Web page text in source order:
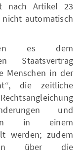
nach Artikel 23
nicht automatisch
es dem
Staatsvertrag
Menschen in der
die zeitliche
und
in einem
werden; zudem
über die